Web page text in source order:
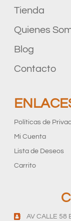
Tienda
Quienes
Blog
Contacto
Políticas de
Mi Cuenta
Lista de Deseos
Carrito
AV CALLE 58